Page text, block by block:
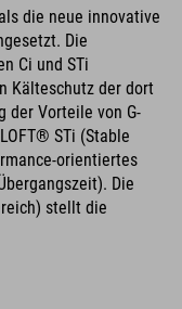
die neue innovative
Die
Ci und STi
Kälteschutz der dort
der Vorteile von G-
STi (Stable
orientiertes
Die
stellt die